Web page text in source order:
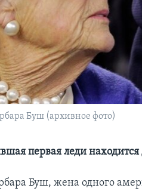
Буш (архивное фото)
первая леди
Буш, жена одного